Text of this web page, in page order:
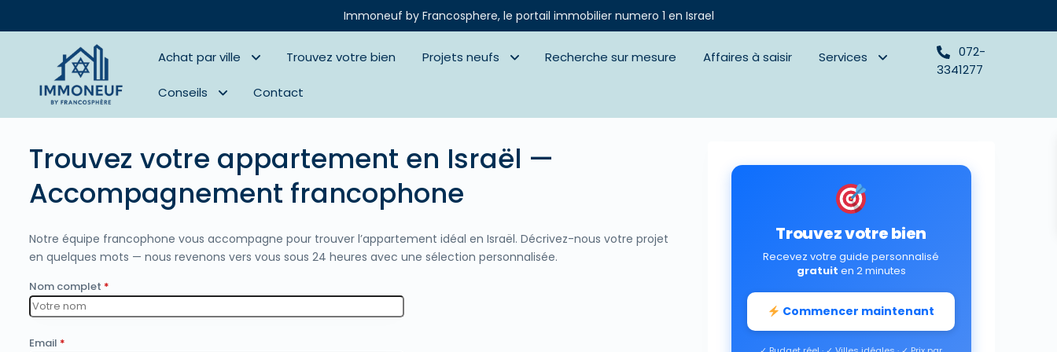
Immoneuf by Francosphere, le portail immobilier numero 1 en Israel
Achat par ville Trouvez votre bien Projets neufs Recherche sur mesure Affaires à saisir Services
Conseils Contact
072-
3341277
Trouvez votre appartement en Israël —
Accompagnement francophone
Notre équipe francophone vous accompagne pour trouver l’appartement idéal en Israël. Décrivez-nous votre projet
en quelques mots — nous revenons vers vous sous 24 heures avec une sélection personnalisée.
Nom complet *
Email *
Trouvez votre bien
Recevez votre guide personnalisé
gratuit en 2 minutes
Commencer maintenant